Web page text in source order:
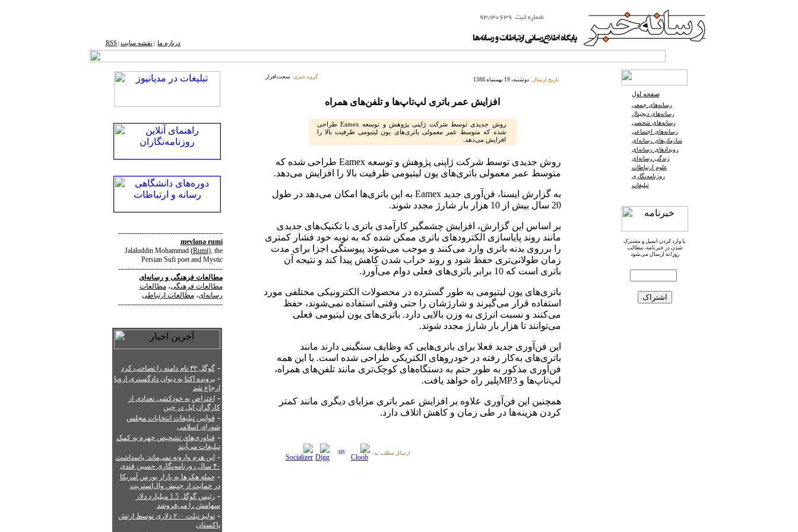
درباره ما نقشه ‌سایت RSS
--------------------------------------------
mevlana rumi
Jalaluddin Mohammad(Rumi), the
Persian Sufi poet and Mystic
--------------------------------------------
مطالعات فرهنگیورسانه‌ای
مطالعات فرهنگی،مطالعات
رسانه‌ای،مطالعات ارتباطی
--------------------------------------------
-گوگل ۳۲ نام دامنه را تصاحب کرد
-پرونده اکتا به دیوان دادگستری اروپا
ارجاع شد
- اعتراض به خودکشی تعدادی از
کارگران اپل در چین
- قوانین تبلیغات انتخابات مجلس
شورای اسلامی
- فناوری‌های تشخیص چهره به کمک
تبلیغات می‌آیند
-این هرم وارونه نمی‌ماند: پاسداشت
۴۰ سال روزنامه‌نگاری حسین قندی
-حمله هکرها به بازار بورس آمریکا
در حمایت از جنبش وال‌استریت
-
رئیس گوگل 1.5 میلیارد دلار
سهامش را می‌فروشد
-
تولید تبلت ۲۰۰ دلاری توسط ارتش
پاکستان
گروه خبری: سخت‌افزار تاریخ ارسال: دوشنبه، 19 بهمنماه 1388
افزایش عمر باتری لپ‌تاپ‌ها و تلفن‌های همراه
روش جدیدی توسط شرکت ژاپنی پژوهش و توسعه Eamex طراحی
شده که متوسط عمر معمولی باتری‌های یون لیتیومی ظرفیت بالا را
افزایش می‌دهد.
روش جدیدی توسط شرکت ژاپنی پژوهش و توسعه Eamex طراحی شده که
متوسط عمر معمولی باتری‌های یون لیتیومی ظرفیت بالا را افزایش می‌دهد.
به گزارش ایسنا، فن‌آوری جدید Eamex به این باتری‌ها امکان می‌دهد در طول
20 سال بیش از 10 هزار بار شارژ مجدد شوند.
بر اساس این گزارش، افزایش چشمگیر کارآمدی باتری با تکنیک‌های جدیدی
مانند روند پایاسازی الکترودهای باتری ممکن شده که به نوبه خود فشار کمتری
را برروی بدنه باتری وارد می‌کنند و موجب می‌شوند پیوستگی اجزا برای مدت
زمان طولانی‌تری حفظ شود و روند خراب شدن کاهش پیدا کند و نتیجه آن
باتری است که 10 برابر باتری‌های فعلی دوام می‌آورد.
باتری‌های یون لیتیومی به طور گسترده در محصولات الکترونیکی مختلفی مورد
استفاده قرار می‌گیرند و شارژشان را حتی وقتی استفاده نمی‌شوند، حفظ
می‌کنند و نسبت انرژی به وزن بالایی دارد. باتری‌های یون لیتیومی فعلی
می‌توانند تا هزار بار شارژ مجدد شوند.
این فن‌آوری جدید فعلا برای باتری‌هایی که وظایف سنگینی دارند مانند
باتری‌های به‌کار رفته در خودروهای الکتریکی طراحی شده است. با این همه
فن‌آوری مذکور به طور حتم به دستگاه‌های کوچک‌تری مانند تلفن‌های همراه،
لپ‌تاپ‌ها و MP3پلیر راه خواهد یافت.
همچنین این فن‌آوری علاوه بر افزایش عمر باتری مزایای دیگری مانند کمتر
کردن هزینه‌ها در طی زمان و کاهش اتلاف دارد.
ارسال مطلب به:
صفحه اول
رسانه‌های جمعی
رسانه‌های دیجیتال
رسانه‌های شخصی
رسانه‌های اجتماعی
سازمان‌های رسانه‌ای
رویدادهای رسانه‌ای
زندگی رسانه‌ای
علوم ارتباطات
روزنامه‌نگاری
تبلیغات
با وارد کردن ایمیل و مشترک
شدن در خبرنامه، مطالب
روزانه ارسال می‌شود